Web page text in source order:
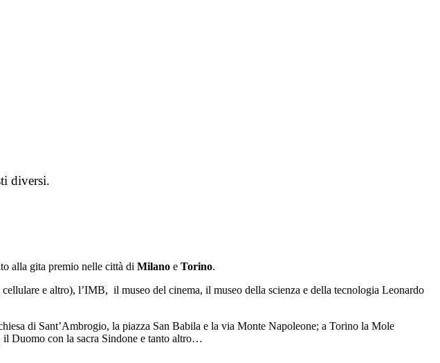
diversi.
alla gita premio nelle città di Milano e Torino.
e altro), l’IMB, il museo del cinema, il museo della scienza e della tecnologia Leonardo
di Sant’Ambrogio, la piazza San Babila e la via Monte Napoleone; a Torino la Mole
Duomo con la sacra Sindone e tanto altro…